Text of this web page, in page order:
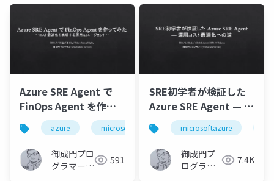
Azure SRE Agent で
FinOps Agent を作っ
てみた～コスト最適化
を実現する運用AIエー
ジェント～
azure microsoftazure microsoft
御成門プロ
グラマー
591
SRE初学者が検証した
Azure SRE Agent — 運
用コスト最適化への道
microsoftazure
御成門プ
ログラマ
7.4K